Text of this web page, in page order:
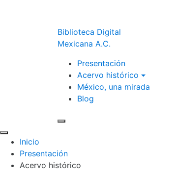
Biblioteca Digital
Mexicana A.C.
Presentación
Acervo histórico
México, una mirada
Blog
Inicio
Presentación
Acervo histórico